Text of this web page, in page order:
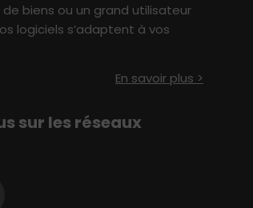
biens ou un grand utilisateur
logiciels s’adaptent à vos
En savoir plus >
sur les réseaux